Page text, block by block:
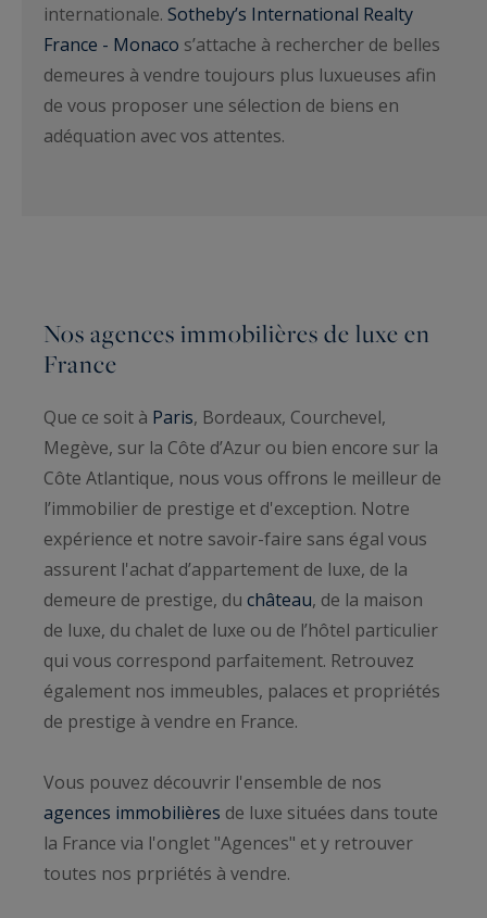
internationale. Sotheby’s International Realty
France - Monaco s’attache à rechercher de belles
demeures à vendre toujours plus luxueuses afin
de vous proposer une sélection de biens en
adéquation avec vos attentes.
Nos agences immobilières de luxe en
France
Que ce soit à Paris, Bordeaux, Courchevel,
Megève, sur la Côte d’Azur ou bien encore sur la
Côte Atlantique, nous vous offrons le meilleur de
l’immobilier de prestige et d'exception. Notre
expérience et notre savoir-faire sans égal vous
assurent l'achat d’appartement de luxe, de la
demeure de prestige, du château, de la maison
de luxe, du chalet de luxe ou de l’hôtel particulier
qui vous correspond parfaitement. Retrouvez
également nos immeubles, palaces et propriétés
de prestige à vendre en France.
Vous pouvez découvrir l'ensemble de nos
agences immobilières de luxe situées dans toute
la France via l'onglet "Agences" et y retrouver
toutes nos prpriétés à vendre.